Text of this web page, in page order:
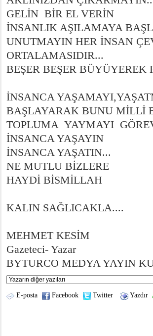
GELİN BİR EL VERİN
İNSANLIK AŞILAMAYA
UNUTMAYIN HER İNSAN
ORTALAMASIDIR...
BEŞER BEŞER
İNSANCA
BAŞLAYARAK BUNU MİLLİ
TOPLUMA YAYMAYI
İNSANCA YAŞAYIN
İNSANCA YAŞATIN...
NE MUTLU BİZLERE
HAYDİ BİSMİLLAH
KALIN SAĞLICAKLA....
MEHMET KESİM
Gazeteci- Yazar
BYTURCO MEDYA YAYIN
E-posta Facebook Twitter Yazdır